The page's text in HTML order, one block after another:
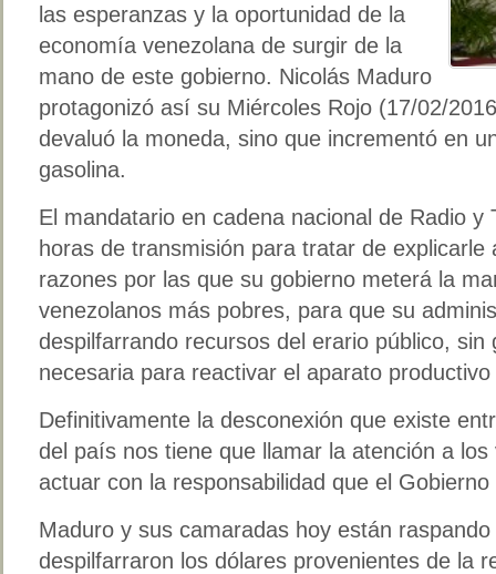
las esperanzas y la oportunidad de la
economía venezolana de surgir de la
mano de este gobierno. Nicolás Maduro
protagonizó así su Miércoles Rojo (17/02/
devaluó la moneda, sino que incrementó en
gasolina.
El mandatario en cadena nacional de Radio y
horas de transmisión para tratar de explicarle
razones por las que su gobierno meterá la
venezolanos más pobres, para que su
despilfarrando recursos del erario público, sin
necesaria para reactivar el aparato
Definitivamente la desconexión que existe
del país nos tiene que llamar la atención a
actuar con la responsabilidad que el
Maduro y sus camaradas hoy están
despilfarraron los dólares provenientes de la